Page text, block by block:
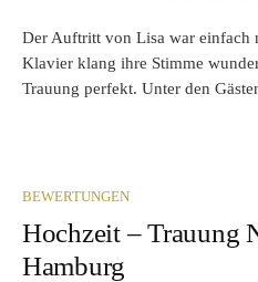
Der Auftritt von Lisa war einfach
Klavier klang ihre Stimme
Trauung perfekt. Unter den
BEWERTUNGEN
Hochzeit – Trauung
Hamburg